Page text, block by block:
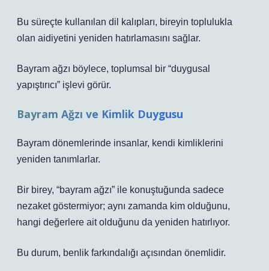
Bu süreçte kullanılan dil kalıpları, bireyin toplulukla
olan aidiyetini yeniden hatırlamasını sağlar.
Bayram ağzı böylece, toplumsal bir “duygusal
yapıştırıcı” işlevi görür.
Bayram Ağzı ve Kimlik Duygusu
Bayram dönemlerinde insanlar, kendi kimliklerini
yeniden tanımlarlar.
Bir birey, “bayram ağzı” ile konuştuğunda sadece
nezaket göstermiyor; aynı zamanda kim olduğunu,
hangi değerlere ait olduğunu da yeniden hatırlıyor.
Bu durum, benlik farkındalığı açısından önemlidir.